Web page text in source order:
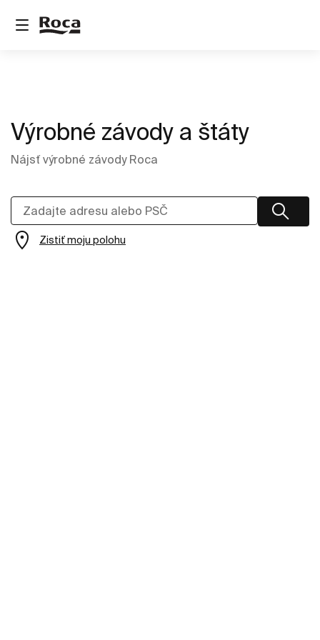
Výrobné závody a štáty
Nájsť výrobné závody Roca
Zistiť moju polohu